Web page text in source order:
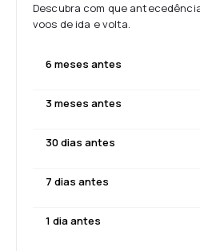
Descubra com que
voos de ida e volta.
6 meses antes
3 meses antes
30 dias antes
7 dias antes
1 dia antes